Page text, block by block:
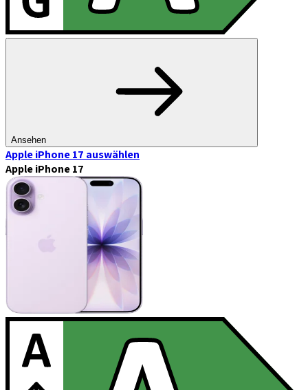
Ansehen
Apple iPhone 17 auswählen
Apple iPhone 17